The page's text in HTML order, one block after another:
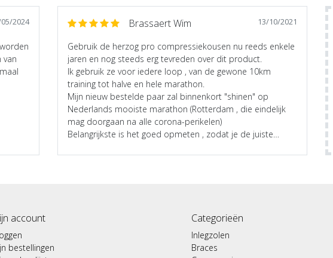
2024
van
Brassaert Wim 13/10/2021
Gebruik de herzog pro compressiekousen nu reeds enkele
jaren en nog steeds erg tevreden over dit product.
Ik gebruik ze voor iedere loop , van de gewone 10km
training tot halve en hele marathon.
Mijn nieuw bestelde paar zal binnenkort "shinen" op
Nederlands mooiste marathon (Rotterdam , die eindelijk
mag doorgaan na alle corona-perikelen)
Belangrijkste is het goed opmeten , zodat je de juiste
keren aan en uitdoen is niet gemakkelijk maar mits wat
account
bestellingen
Categorieën
Inlegzolen
Braces